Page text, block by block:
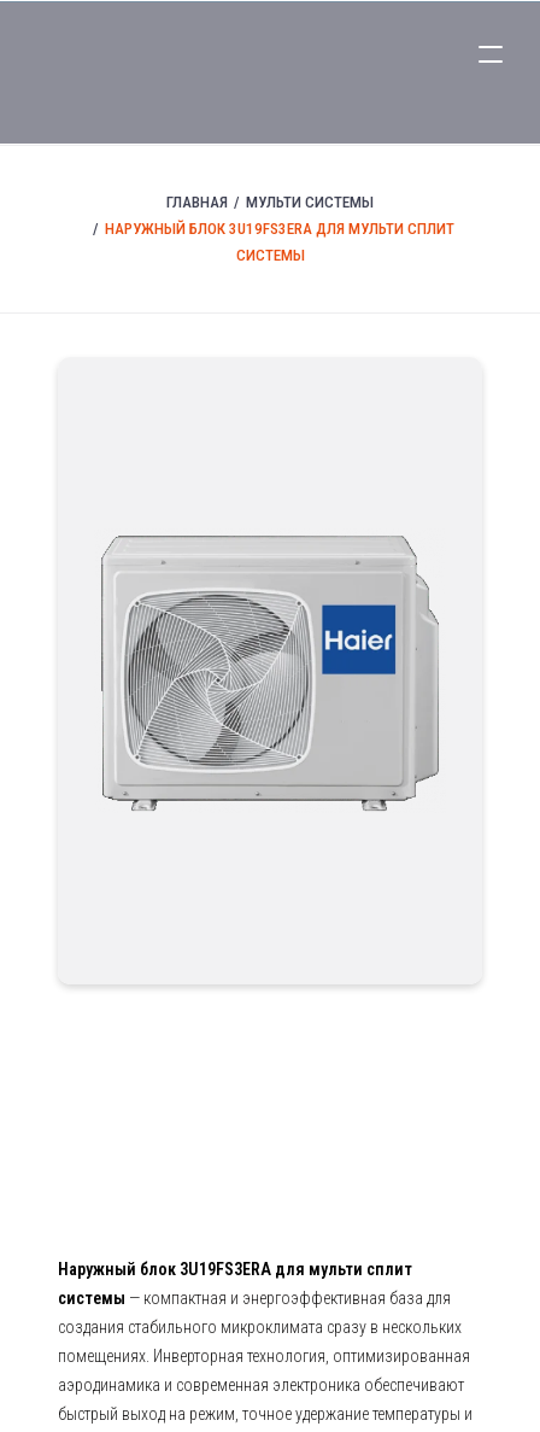
ГЛАВНАЯ
МУЛЬТИ СИСТЕМЫ
НАРУЖНЫЙ БЛОК 3U19FS3ERA ДЛЯ МУЛЬТИ СПЛИТ
СИСТЕМЫ
Наружный блок 3U19FS3ERA для мульти сплит
системы — компактная и энергоэффективная база для
создания стабильного микроклимата сразу в нескольких
помещениях. Инверторная технология, оптимизированная
аэродинамика и современная электроника обеспечивают
быстрый выход на режим, точное удержание температуры и